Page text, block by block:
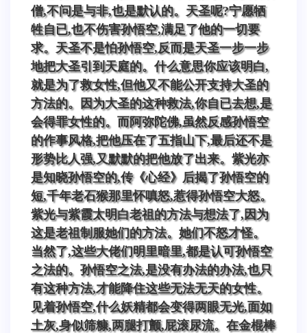
僧,不问是与非,也是默认的。天圣呢?宁愿牺
牲自已,也不伤害孙悟空,满足了他的一切要
求。天圣不是怕孙悟空,反而是天圣一步一步
地把大圣引到天庭的。什么意思你应该明白,
就是为了救女性,但他又不能公开支持大圣的
方法的。因为大圣的这种救法,你自已去想,是
会得罪女性的。而阿弥陀佛,虽然反感孙悟空
的作事风格,把他压在了五指山下,最后还不是
形势比人强,又默默的把他放了出来。紫光亦
是知晓孙悟空的,传《心经》后揭了孙悟空的
短,千年老石猴那里怀嗔怒,惹得孙悟空大怒。
紫光与紫霞太明白老祖的方法与想法了,因为
这是老祖制服她们的方法。她们不怒才怪。
当然了,这些大佬们明里暗里,都是认可孙悟空
之法的。孙悟空之法,是没有办法的办法,也只
有这种方法,才能降住这些无法无天的女性。
见着孙悟空,什么妖精都会变得两眼无光,面如
土灰,身似筛糠,两腿打颤,屁滚尿流。在金棍棒